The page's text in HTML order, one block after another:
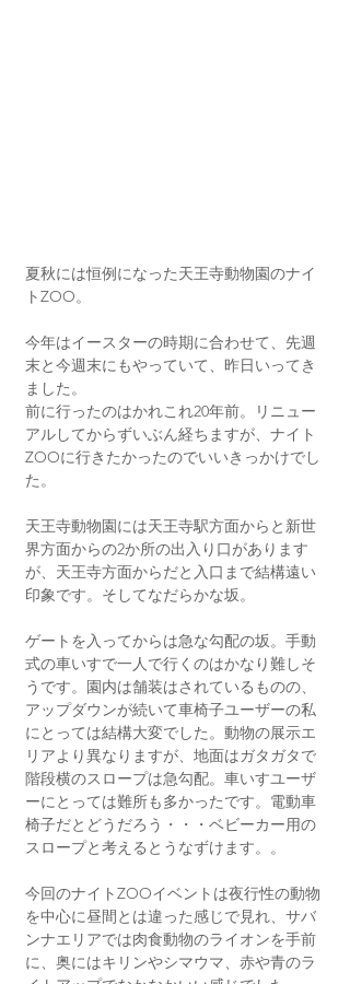
夏秋には恒例になった天王寺動物園のナイ
トZOO。
今年はイースターの時期に合わせて、先週
末と今週末にもやっていて、昨日いってき
ました。
前に行ったのはかれこれ20年前。リニュー
アルしてからずいぶん経ちますが、ナイト
ZOOに行きたかったのでいいきっかけでし
た。
天王寺動物園には天王寺駅方面からと新世
界方面からの2か所の出入り口があります
が、天王寺方面からだと入口まで結構遠い
印象です。そしてなだらかな坂。
ゲートを入ってからは急な勾配の坂。手動
式の車いすで一人で行くのはかなり難しそ
うです。園内は舗装はされているものの、
アップダウンが続いて車椅子ユーザーの私
にとっては結構大変でした。動物の展示エ
リアより異なりますが、地面はガタガタで
階段横のスロープは急勾配。車いすユーザ
ーにとっては難所も多かったです。電動車
椅子だとどうだろう・・・ベビーカー用の
スロープと考えるとうなずけます。。
今回のナイトZOOイベントは夜行性の動物
を中心に昼間とは違った感じで見れ、サバ
ンナエリアでは肉食動物のライオンを手前
に、奥にはキリンやシマウマ、赤や青のラ